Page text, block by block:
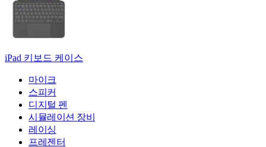
iPad 키보드 케이스
마이크
스피커
디지털 펜
시뮬레이션 장비
레이싱
프레젠터